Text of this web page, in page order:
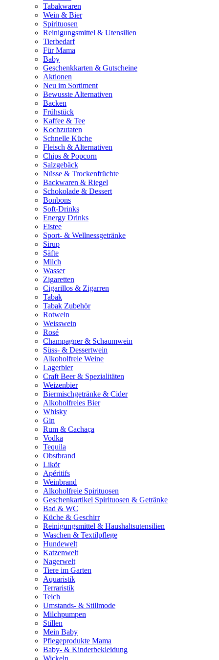
Tabakwaren
Wein & Bier
Spirituosen
Reinigungsmittel & Utensilien
Tierbedarf
Für Mama
Baby
Geschenkkarten & Gutscheine
Aktionen
Neu im Sortiment
Bewusste Alternativen
Backen
Frühstück
Kaffee & Tee
Kochzutaten
Schnelle Küche
Fleisch & Alternativen
Chips & Popcorn
Salzgebäck
Nüsse & Trockenfrüchte
Backwaren & Riegel
Schokolade & Dessert
Bonbons
Soft-Drinks
Energy Drinks
Eistee
Sport- & Wellnessgetränke
Sirup
Säfte
Milch
Wasser
Zigaretten
Cigarillos & Zigarren
Tabak
Tabak Zubehör
Rotwein
Weisswein
Rosé
Champagner & Schaumwein
Süss- & Dessertwein
Alkoholfreie Weine
Lagerbier
Craft Beer & Spezialitäten
Weizenbier
Biermischgetränke & Cider
Alkoholfreies Bier
Whisky
Gin
Rum & Cachaça
Vodka
Tequila
Obstbrand
Likör
Apéritifs
Weinbrand
Alkoholfreie Spirituosen
Geschenkartikel Spirituosen & Getränke
Bad & WC
Küche & Geschirr
Reinigungsmittel & Haushaltsutensilien
Waschen & Textilpflege
Hundewelt
Katzenwelt
Nagerwelt
Tiere im Garten
Aquaristik
Terraristik
Teich
Umstands- & Stillmode
Milchpumpen
Stillen
Mein Baby
Pflegeprodukte Mama
Baby- & Kinderbekleidung
Wickeln